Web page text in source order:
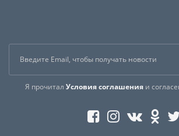
Я прочитал Условия соглашенияи